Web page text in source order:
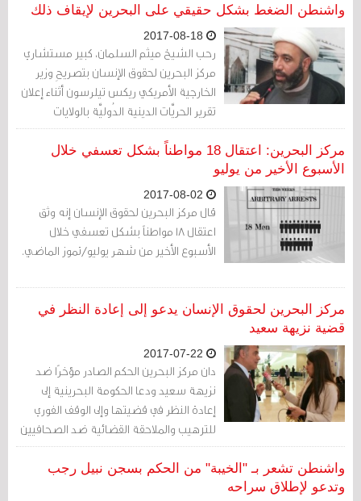
واشنطن الضغط بشكل حقيقي على البحرين لإيقاف ذلك
رحب الشيخ ميثم السلمان، كبير مستشاري
مركز البحرين لحقوق الإنسان بتصريحِ وزير
الخارجية الأمريكي ريكس تيلرسون أثناء إعلان
تقرير الحريَّات الدينية الدُوليَّة بالولايات
المتحدَة الأمريكية الذي طالب فيه بالتوقفِ عن
اضْطِهاد الشيعة في البحرين، مشيراً إلى أن
التمييز ضد الشيعة في البحرين أصبح
"عقيدة دولة"
مركز البحرين: اعتقال 18 مواطناً بشكل تعسفي خلال
الأسبوع الأخير من يوليو
قال مركز البحرين لحقوق الإنسان إنه وثق
اعتقال 18 مواطناً بشكل تعسفي خلال
الأسبوع الأخير من شهر يوليو/تموز الماضي.
مركز البحرين لحقوق الإنسان يدعو إلى إعادة النظر في
قضية نزيهة سعيد
دان مركز البحرين الحكم الصادر مؤخرًا ضد
نزيهة سعيد ودعا الحكومة البحرينية إلى
إعادة النظر في قضيتها وإلى الوقف الفوري
للترهيب والملاحقة القضائية ضد الصحافيين
ووسائل الإعلام.
واشنطن تشعر بـ "الخيبة" من الحكم بسجن نبيل رجب
وتدعو لإطلاق سراحه